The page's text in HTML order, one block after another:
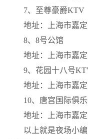
7、至尊豪爵KTV
地址：上海市嘉
8、8号公馆
地址：上海市嘉
9、花园十八号
地址：上海市嘉
10、唐宫国际俱
地址：上海市嘉
以上就是夜场小